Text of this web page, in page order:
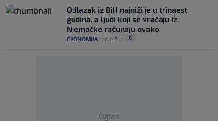
Odlazak iz BiH najniži je u trinaest
godina, a ljudi koji se vraćaju iz
Njemačke računaju ovako
EKONOMIJA prije 6 h 0
Oglas